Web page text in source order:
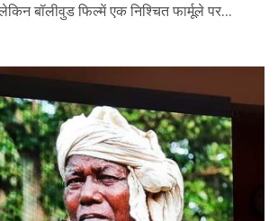
लेकिन बॉलीवुड फिल्में एक निश्चित फार्मूले पर...